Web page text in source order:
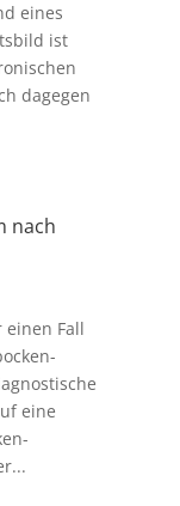
eines
ist
dagegen
nach
einen Fall
eine